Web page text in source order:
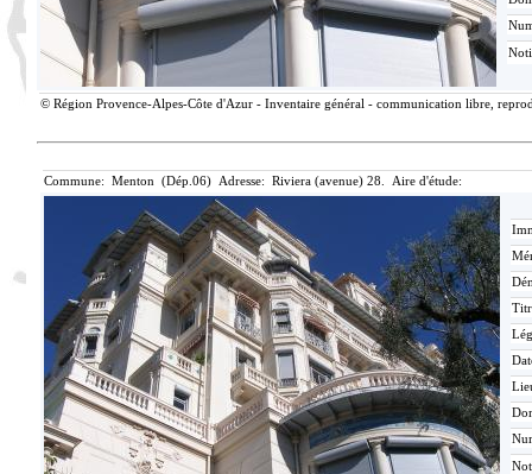
© Région Provence-Alpes-Côte d'Azur - Inventaire général - communication libre,
Commune: Menton (Dép.06) Adresse: Riviera (avenue) 28. Aire d'étude: